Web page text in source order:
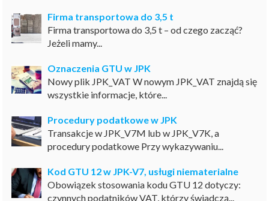
Firma transportowa do 3,5 t
Firma transportowa do 3,5 t – od czego zacząć?
Jeżeli mamy...
Oznaczenia GTU w JPK
Nowy plik JPK_VAT W nowym JPK_VAT znajdą się
wszystkie informacje, które...
Procedury podatkowe w JPK
Transakcje w JPK_V7M lub w JPK_V7K, a
procedury podatkowe Przy wykazywaniu...
Kod GTU 12 w JPK-V7, usługi niematerialne
Obowiązek stosowania kodu GTU 12 dotyczy:
czynnych podatników VAT, którzy świadczą...